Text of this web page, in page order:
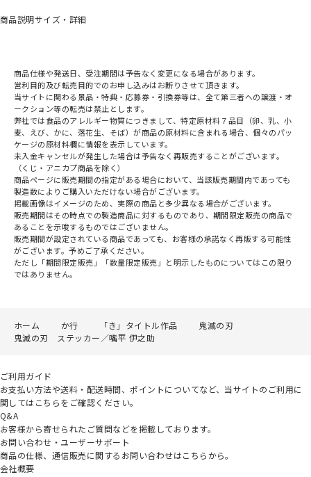
商品説明サイズ・詳細
商品仕様や発送日、受注期間は予告なく変更になる場合があります。
営利目的及び転売目的でのお申し込みはお断りさせて頂きます。
当サイトに関わる景品・特典・応募券・引換券等は、全て第三者への譲渡・オ
ークション等の転売は禁止とします。
弊社では食品のアレルギー物質につきまして、特定原材料７品目（卵、乳、小
麦、えび、かに、落花生、そば）が商品の原材料に含まれる場合、個々のパッ
ケージの原材料欄に情報を表示しています。
未入金キャンセルが発生した場合は予告なく再販売することがございます。
（くじ・アニカプ商品を除く）
商品ページに販売期間の指定がある場合において、当該販売期間内であっても
製造数によりご購入いただけない場合がございます。
掲載画像はイメージのため、実際の商品と多少異なる場合がございます。
販売期間はその時点での製造商品に対するものであり、期間限定販売の商品で
あることを示唆するものではございません。
販売期間が設定されている商品であっても、お客様の承諾なく再販する可能性
がございます。予めご了承ください。
ただし「期間限定販売」「数量限定販売」と明示したものについてはこの限り
ではありません。
ホーム か行 「き」タイトル作品
鬼滅の刃
鬼滅の刃 ステッカー／嘴平 伊之助
ご利用ガイド
お支払い方法や送料・配送時間、ポイントについてなど、当サイトのご利用に
関してはこちらをご確認ください。
Q&A
お客様から寄せられたご質問などを掲載しております。
お問い合わせ・ユーザーサポート
商品の仕様、通信販売に関するお問い合わせはこちらから。
会社概要